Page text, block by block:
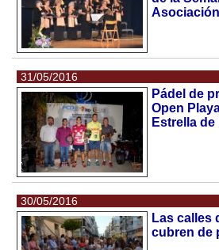
Asociación
31/05/2016
Pádel de
Open
Estrella
30/05/2016
Las calles
cubren de